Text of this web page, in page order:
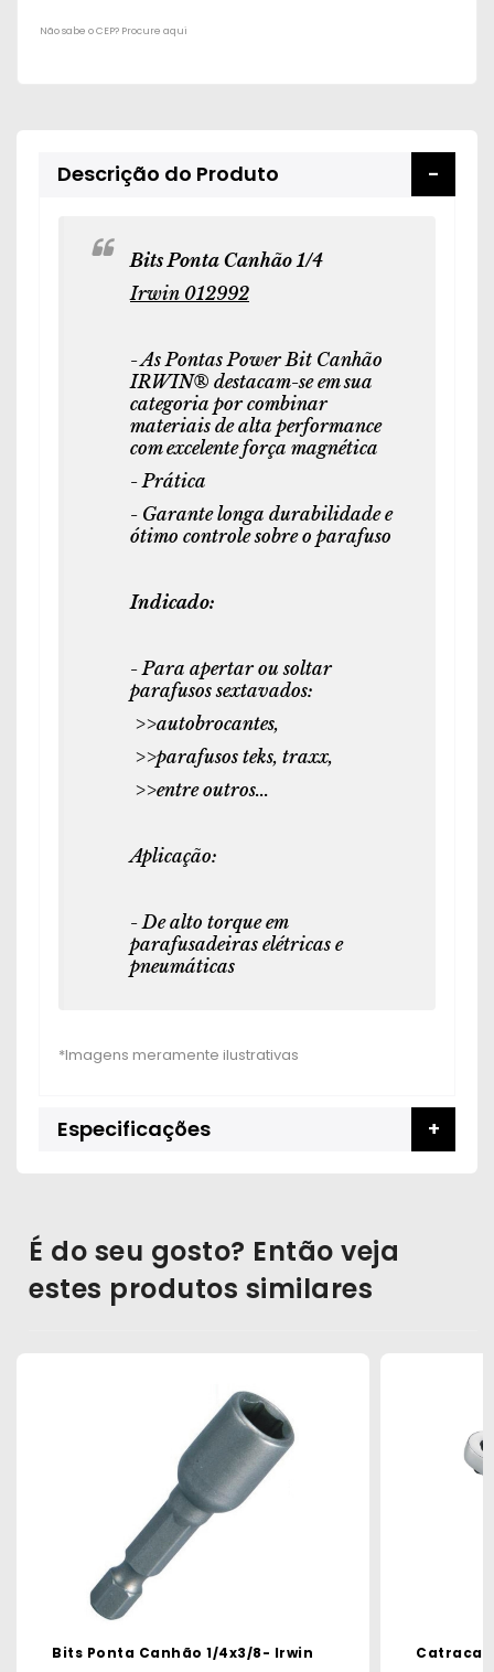
Não sabe o CEP? Procure aqui
Descrição do Produto
Bits Ponta Canhão 1/4
Irwin 012992
- As Pontas Power Bit Canhão
IRWIN® destacam-se em sua
categoria por combinar
materiais de alta performance
com excelente força magnética
- Prática
- Garante longa durabilidade e
ótimo controle sobre o parafuso
Indicado:
- Para apertar ou soltar
parafusos sextavados:
>>autobrocantes,
>>parafusos teks, traxx,
>>entre outros...
Aplicação:
- De alto torque em
parafusadeiras elétricas e
pneumáticas
Especificações
É do seu gosto? Então veja
estes produtos similares
Bits Ponta Canhão 1/4x3/8- Irwin Catraca